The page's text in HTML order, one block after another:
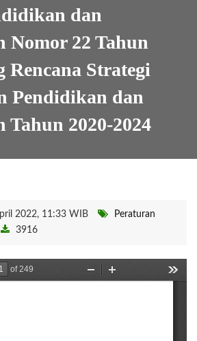
dan
Nomor 22 Tahun
Rencana Strategi
Pendidikan dan
Tahun 2020-2024
2022, 11:33 WIB
Peraturan
3916